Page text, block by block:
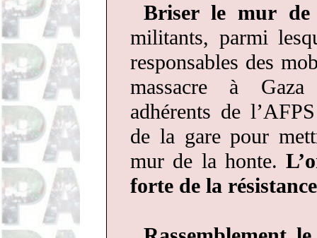
Briser le mur de
militants, parmi
responsables des
massacre à
adhérents de
de la gare pour
mur de la honte.
forte de la